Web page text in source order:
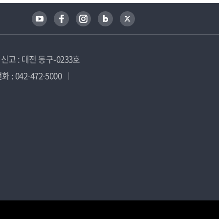
고 : 대전 동구-0233호
: 042-472-5000